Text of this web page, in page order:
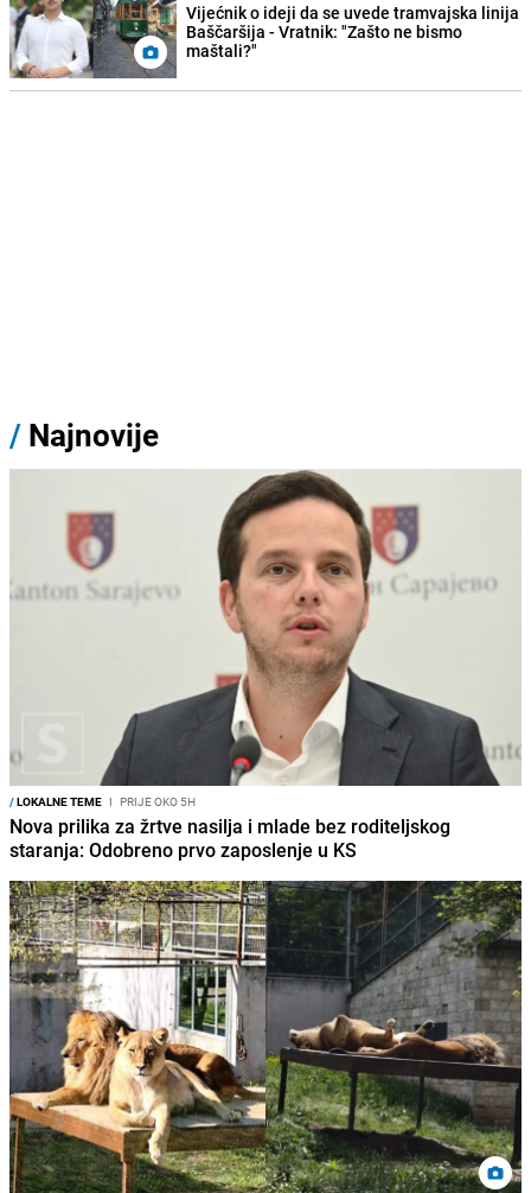
Vijećnik o ideji da se uvede tramvajska linija
Baščaršija - Vratnik: "Zašto ne bismo
maštali?"
/ Najnovije
/LOKALNE TEME I PRIJE OKO 5H
Nova prilika za žrtve nasilja i mlade bez roditeljskog
staranja: Odobreno prvo zaposlenje u KS